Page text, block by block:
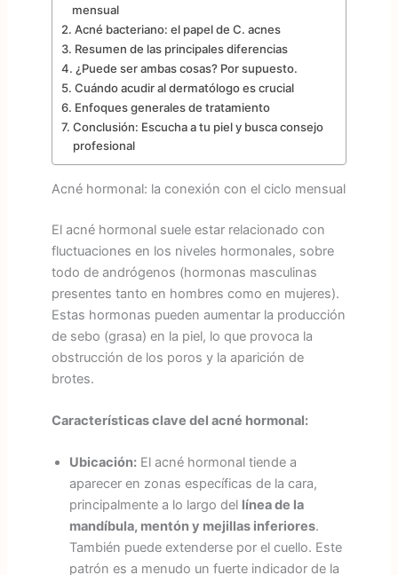
mensual
Acné bacteriano: el papel de C. acnes
Resumen de las principales diferencias
¿Puede ser ambas cosas? Por supuesto.
Cuándo acudir al dermatólogo es crucial
Enfoques generales de tratamiento
Conclusión: Escucha a tu piel y busca consejo
profesional
Acné hormonal: la conexión con el ciclo mensual
El acné hormonal suele estar relacionado con
fluctuaciones en los niveles hormonales, sobre
todo de andrógenos (hormonas masculinas
presentes tanto en hombres como en mujeres).
Estas hormonas pueden aumentar la producción
de sebo (grasa) en la piel, lo que provoca la
obstrucción de los poros y la aparición de
brotes.
Características clave del acné hormonal:
Ubicación:El acné hormonal tiende a
aparecer en zonas específicas de la cara,
principalmente a lo largo del línea de la
mandíbula, mentón y mejillas inferiores.
También puede extenderse por el cuello. Este
patrón es a menudo un fuerte indicador de la